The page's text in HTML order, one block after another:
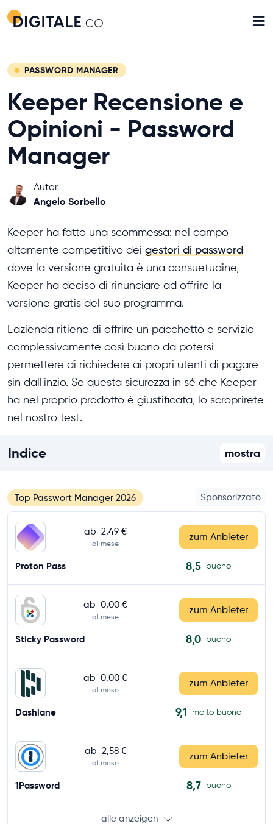
≡
PASSWORD MANAGER
Keeper Recensione e
Opinioni - Password
Manager
Autor
Angelo Sorbello
Keeper ha fatto una scommessa: nel campo
altamente competitivo dei gestori di password
dove la versione gratuita è una consuetudine,
Keeper ha deciso di rinunciare ad offrire la
versione gratis del suo programma.
L'azienda ritiene di offrire un pacchetto e servizio
complessivamente così buono da potersi
permettere di richiedere ai propri utenti di pagare
sin dall'inzio. Se questa sicurezza in sé che Keeper
ha nel proprio prodotto è giustificata, lo scroprirete
nel nostro test.
Indice mostra
Top Passwort Manager 2026 Sponsorizzato
ab 2,49 €
al mese
zum Anbieter
Proton Pass 8,5 buono
ab 0,00 €
al mese
zum Anbieter
Sticky Password 8,0 buono
ab 0,00 €
al mese
zum Anbieter
Dashlane 9,1 molto buono
ab 2,58 €
al mese
zum Anbieter
1Password 8,7 buono
alle anzeigen